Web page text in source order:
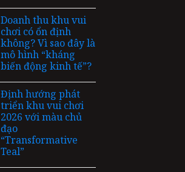
Doanh thu khu vui
chơi có ổn định
không? Vì sao đây là
mô hình “kháng
biến động kinh tế”?
Định hướng phát
triển khu vui chơi
2026 với màu chủ
đạo
“Transformative
Teal”